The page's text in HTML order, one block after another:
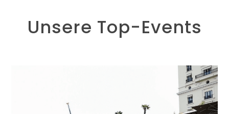
Unsere Top-Events